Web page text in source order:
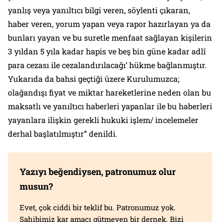
yanlış veya yanıltıcı bilgi veren, söylenti çıkaran,
haber veren, yorum yapan veya rapor hazırlayan ya da
bunları yayan ve bu suretle menfaat sağlayan kişilerin
3 yıldan 5 yıla kadar hapis ve beş bin güne kadar adlî
para cezası ile cezalandırılacağı’ hükme bağlanmıştır.
Yukarıda da bahsi geçtiği üzere Kurulumuzca;
olağandışı fiyat ve miktar hareketlerine neden olan bu
maksatlı ve yanıltıcı haberleri yapanlar ile bu haberleri
yayanlara ilişkin gerekli hukuki işlem/ incelemeler
derhal başlatılmıştır” denildi.
Yazıyı beğendiysen, patronumuz olur
musun?
Evet, çok ciddi bir teklif bu. Patronumuz yok.
Sahibimiz kar amacı gütmeyen bir dernek. Bizi